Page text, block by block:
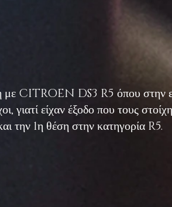
CITROEN DS3 R5 όπου στην
γιατί είχαν έξοδο που τους
την 1η θέση στην κατηγορία R5.